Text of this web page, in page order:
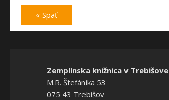
« Späť
Zemplínska knižnica v Trebišove
M.R. Štefánika 53
075 43 Trebišov